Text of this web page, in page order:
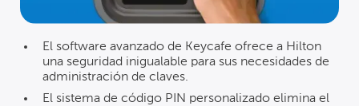
El software avanzado de Keycafe ofrece a Hilton
una seguridad inigualable para sus necesidades de
administración de claves.
El sistema de código PIN personalizado elimina el